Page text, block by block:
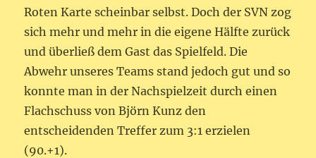
Roten Karte scheinbar selbst. Doch der SVN zog
sich mehr und mehr in die eigene Hälfte zurück
und überließ dem Gast das Spielfeld. Die
Abwehr unseres Teams stand jedoch gut und so
konnte man in der Nachspielzeit durch einen
Flachschuss von Björn Kunz den
entscheidenden Treffer zum 3:1 erzielen
(90.+1).